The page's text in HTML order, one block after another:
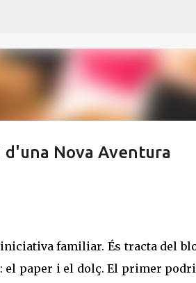
d'una Nova Aventura
familiar. És tracta del
el paper i el dolç. El primer